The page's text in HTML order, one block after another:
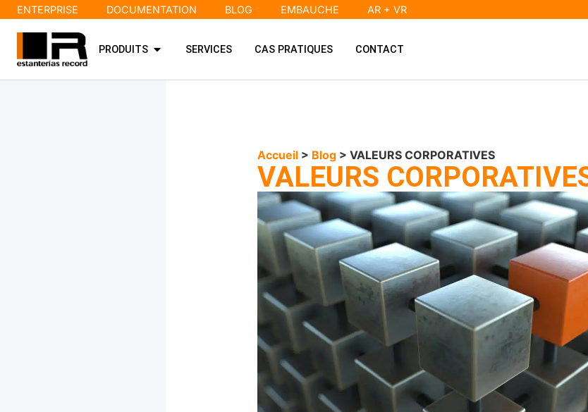
ENTERPRISE DOCUMENTATION BLOG EMBAUCHE AR + VR
PRODUITS SERVICES CAS PRATIQUES CONTACT
Accueil > Blog > VALEURS CORPORATIVES
VALEURS